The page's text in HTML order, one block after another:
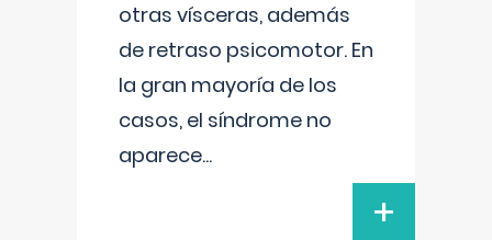
otras vísceras, además
de retraso psicomotor. En
la gran mayoría de los
casos, el síndrome no
aparece...
+